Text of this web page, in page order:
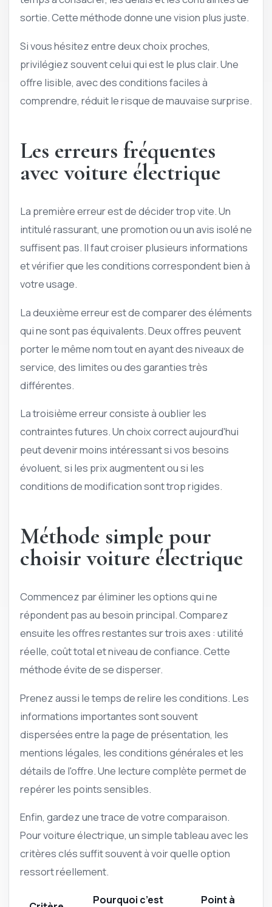
sortie. Cette méthode donne une vision plus juste.
Si vous hésitez entre deux choix proches,
privilégiez souvent celui qui est le plus clair. Une
offre lisible, avec des conditions faciles à
comprendre, réduit le risque de mauvaise surprise.
Les erreurs fréquentes
avec voiture électrique
La première erreur est de décider trop vite. Un
intitulé rassurant, une promotion ou un avis isolé ne
suffisent pas. Il faut croiser plusieurs informations
et vérifier que les conditions correspondent bien à
votre usage.
La deuxième erreur est de comparer des éléments
qui ne sont pas équivalents. Deux offres peuvent
porter le même nom tout en ayant des niveaux de
service, des limites ou des garanties très
différentes.
La troisième erreur consiste à oublier les
contraintes futures. Un choix correct aujourd'hui
peut devenir moins intéressant si vos besoins
évoluent, si les prix augmentent ou si les
conditions de modification sont trop rigides.
Méthode simple pour
choisir voiture électrique
Commencez par éliminer les options qui ne
répondent pas au besoin principal. Comparez
ensuite les offres restantes sur trois axes : utilité
réelle, coût total et niveau de confiance. Cette
méthode évite de se disperser.
Prenez aussi le temps de relire les conditions. Les
informations importantes sont souvent
dispersées entre la page de présentation, les
mentions légales, les conditions générales et les
détails de l'offre. Une lecture complète permet de
repérer les points sensibles.
Enfin, gardez une trace de votre comparaison.
Pour voiture électrique, un simple tableau avec les
critères clés suffit souvent à voir quelle option
ressort réellement.
Pourquoi c’est
Point à